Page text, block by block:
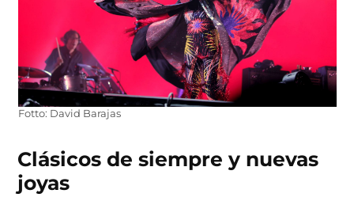
Fotto: David Barajas
Clásicos de siempre y nuevas
joyas